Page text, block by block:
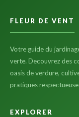
FLEUR DE VENT
Votre guide du
verte. Decouvrez des
oasis de verdure,
pratiques
EXPLORER